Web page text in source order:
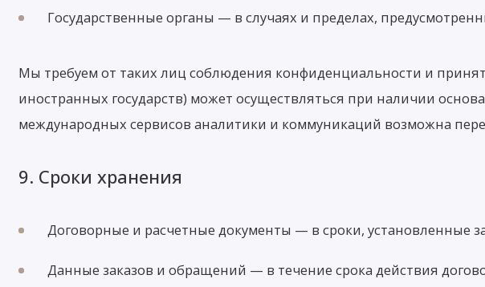
Государственные органы — в случаях и пределах,
Мы требуем от таких лиц соблюдения конфиденциальности и
иностранных государств) может осуществляться при наличии
международных сервисов аналитики и коммуникаций возможна
9. Сроки хранения
Договорные и расчетные документы — в сроки, установленные
Данные заказов и обращений — в течение срока действия